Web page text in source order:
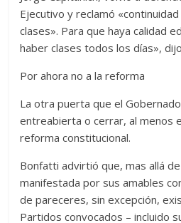
Ejecutivo y reclamó
clases». Para que haya calidad
haber clases todos los días»,
Por ahora no a la reforma
La otra puerta que el
entreabierta o cerrar, al menos
reforma constitucional.
Bonfatti advirtió que, mas allá
manifestada por sus amables
de pareceres, sin excepción,
Partidos convocados – incluido